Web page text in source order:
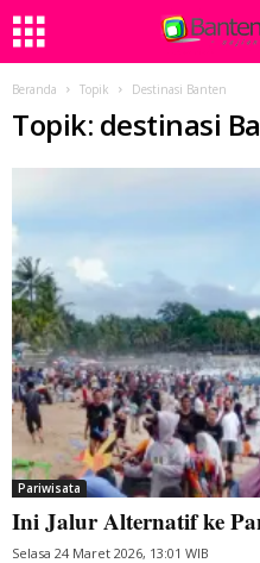
Beranda Topik Destinasi Banten
Topik: destinasi
Pariwisata
Ini Jalur Alternatif ke
Selasa 24 Maret 2026, 13:01 WIB